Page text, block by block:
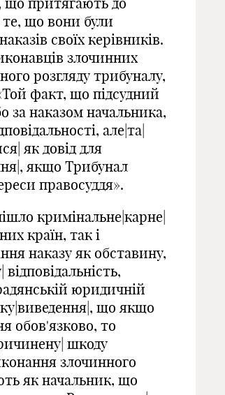
те, що вони були
своїх керівників.
злочинних
розгляду трибуналу,
факт, що підсудний
за наказом начальника,
але|та|
як довід для
якщо Трибунал
правосуддя».
кримінальне|карне|
країн, так і
наказу як обставину,
юридичній
що якщо
обов'язково, то
шкоду
злочинного
як начальник, що